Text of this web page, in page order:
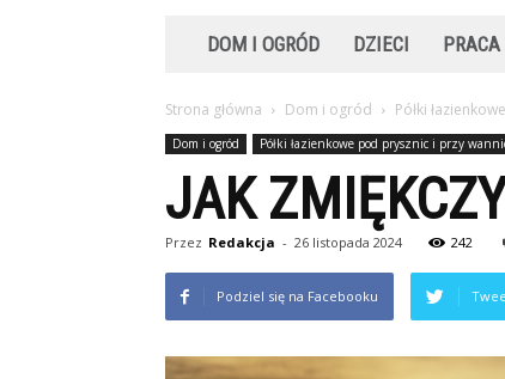
DOM I OGRÓD DZIECI PRACA
Strona główna Dom i ogród Półki
Dom i ogród Półki łazienkowe pod prysznic i przy
JAK
Przez Redakcja - 26 listopada 2024 242
Podziel się na Facebooku